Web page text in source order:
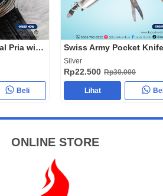
Jam Tangan Casual Pria with Lighters HC90
Beli
Silver
Rp22.500 Rp30.000
Lihat
ONLINE STORE